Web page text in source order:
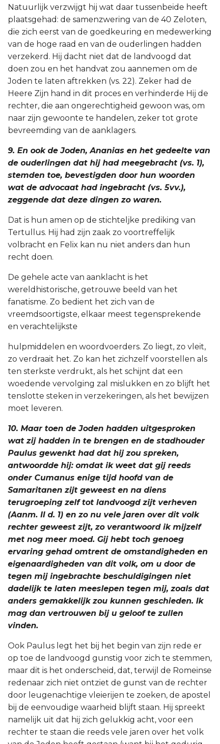
Natuurlijk verzwijgt hij wat daar tussenbeide heeft
plaatsgehad: de samenzwering van de 40 Zeloten,
die zich eerst van de goedkeuring en medewerking
van de hoge raad en van de ouderlingen hadden
verzekerd. Hij dacht niet dat de landvoogd dat
doen zou en het handvat zou aannemen om de
Joden te laten aftrekken (vs. 22). Zeker had de
Heere Zijn hand in dit proces en verhinderde Hij de
rechter, die aan ongerechtigheid gewoon was, om
naar zijn gewoonte te handelen, zeker tot grote
bevreemding van de aanklagers.
9. En ook de Joden, Ananias en het gedeelte van
de ouderlingen dat hij had meegebracht (vs. 1),
stemden toe, bevestigden door hun woorden
wat de advocaat had ingebracht (vs. 5vv.),
zeggende dat deze dingen zo waren.
Dat is hun amen op de stichteljke prediking van
Tertullus. Hij had zijn zaak zo voortreffelijk
volbracht en Felix kan nu niet anders dan hun
recht doen.
De gehele acte van aanklacht is het
wereldhistorische, getrouwe beeld van het
fanatisme. Zo bedient het zich van de
vreemdsoortigste, elkaar meest tegensprekende
en verachtelijkste
hulpmiddelen en woordvoerders. Zo liegt, zo vleit,
zo verdraait het. Zo kan het zichzelf voorstellen als
ten sterkste verdrukt, als het schijnt dat een
woedende vervolging zal mislukken en zo blijft het
tenslotte steken in verzekeringen, als het bewijzen
moet leveren.
10. Maar toen de Joden hadden uitgesproken
wat zij hadden in te brengen en de stadhouder
Paulus gewenkt had dat hij zou spreken,
antwoordde hij: omdat ik weet dat gij reeds
onder Cumanus enige tijd hoofd van de
Samaritanen zijt geweest en na diens
terugroeping zelf tot landvoogd zijt verheven
(Aanm. II d. 1) en zo nu vele jaren over dit volk
rechter geweest zijt, zo verantwoord ik mijzelf
met nog meer moed. Gij hebt toch genoeg
ervaring gehad omtrent de omstandigheden en
eigenaardigheden van dit volk, om u door de
tegen mij ingebrachte beschuldigingen niet
dadelijk te laten meeslepen tegen mij, zoals dat
anders gemakkelijk zou kunnen geschieden. Ik
mag dan vertrouwen bij u geloof te zullen
vinden.
Ook Paulus legt het bij het begin van zijn rede er
op toe de landvoogd gunstig voor zich te stemmen,
maar dit is het onderscheid, dat, terwijl de Romeinse
redenaar zich niet ontziet de gunst van de rechter
door leugenachtige vleierijen te zoeken, de apostel
bij de eenvoudige waarheid blijft staan. Hij spreekt
namelijk uit dat hij zich gelukkig acht, voor een
rechter te staan die reeds vele jaren over het volk